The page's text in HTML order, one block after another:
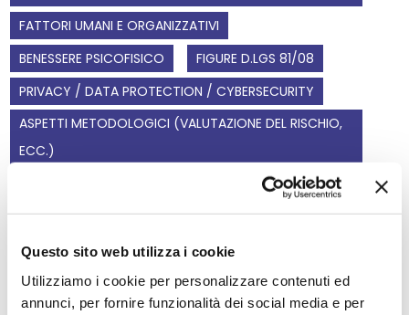
Questo sito web utilizza i cookie
Utilizziamo i cookie per personalizzare contenuti ed
annunci, per fornire funzionalità dei social media e per
FATTORI UMANI E ORGANIZZATIVI
BENESSERE PSICOFISICO
FIGURE D.LGS 81/08
PRIVACY / DATA PROTECTION / CYBERSECURITY
ASPETTI METODOLOGICI (VALUTAZIONE DEL RISCHIO,
ECC.)
GESTIONE DEI CAMBIAMENTI E DELL'INNOVAZIONE
GESTIONE DELLA SICUREZZA E SALUTE
BIOLOGICO